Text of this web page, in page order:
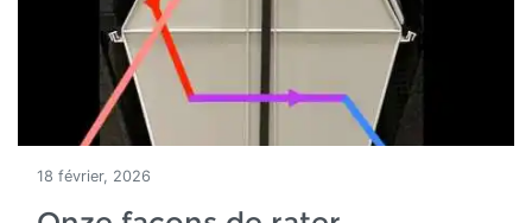
18 février, 2026